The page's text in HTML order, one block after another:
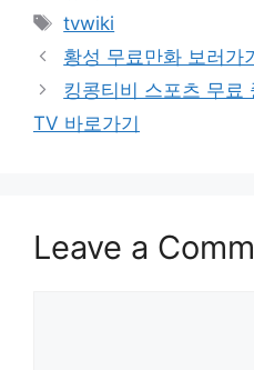
Tags
tvwiki
Post
navigation
황성 무료만화 보러가
킹콩티비 스포츠 무료
TV 바로가기
Leave a